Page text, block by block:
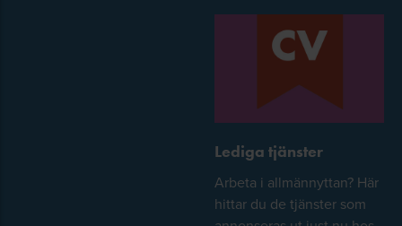
Lediga tjänster
Arbeta i allmännyttan? Här
hittar du de tjänster som